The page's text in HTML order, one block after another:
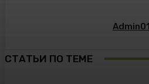
Admin01
СТАТЬИ ПО ТЕМЕ